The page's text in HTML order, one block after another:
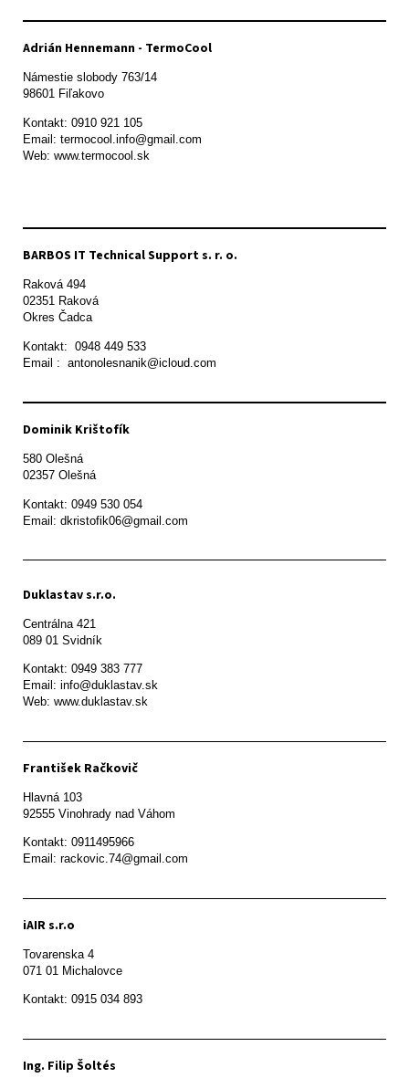
Adrián Hennemann - TermoCool
Námestie slobody 763/14
98601 Fiľakovo
Kontakt: 0910 921 105
Email: termocool.info@gmail.com
Web: www.termocool.sk
BARBOS IT Technical Support s. r. o.
Raková 494
02351 Raková
Okres Čadca
Kontakt:  0948 449 533
Email :  antonolesnanik@icloud.com
Dominik Krištofík
580 Olešná
Kontakt: 0949 530 054
Email: dkristofik06@gmail.com
Duklastav s.r.o.
Centrálna 421
089 01 Svidník
Kontakt: 0949 383 777
Email: info@duklastav.sk
Web: www.duklastav.sk
František Račkovič
Hlavná 103
92555 Vinohrady nad Váhom
Kontakt: 0911495966
Email: rackovic.74@gmail.com
iAIR s.r.o
Tovarenska 4
071 01 Michalovce
Ing. Filip Šoltés